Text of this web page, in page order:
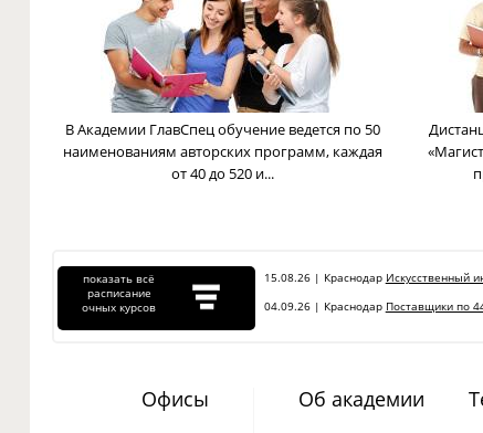
В Академии ГлавСпец обучение ведется по 50
наименованиям авторских программ, каждая
от 40 до 520 и...
показать всё
расписание
очных курсов
15.08.26 | Краснодар Искусственный
04.09.26 | Краснодар Поставщики по
Офисы Об академии